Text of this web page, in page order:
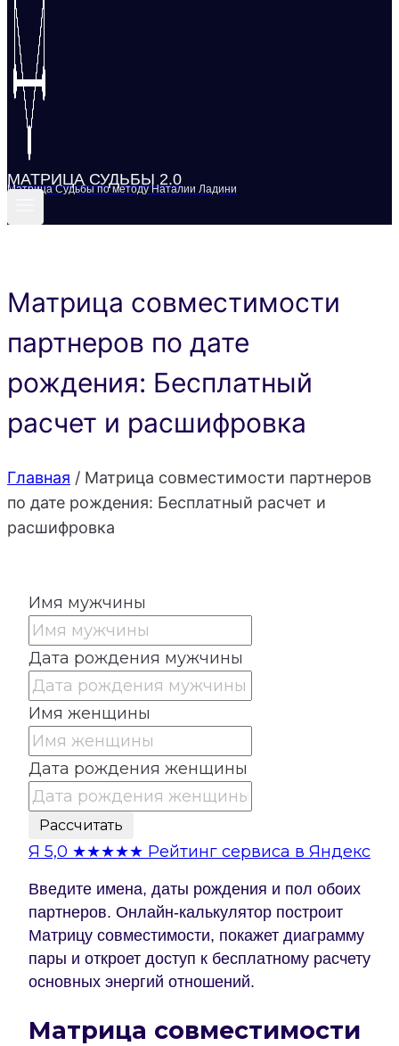
МАТРИЦА СУДЬБЫ 2.0
Матрица Судьбы по методу Наталии Ладини
Матрица совместимости
партнеров по дате
рождения: Бесплатный
расчет и расшифровка
Главная / Матрица совместимости партнеров
по дате рождения: Бесплатный расчет и
расшифровка
Имя мужчины
Дата рождения мужчины
Имя женщины
Дата рождения женщины
Рассчитать
Я 5,0 ★★★★★ Рейтинг сервиса в Яндекс
Введите имена, даты рождения и пол обоих
партнеров. Онлайн-калькулятор построит
Матрицу совместимости, покажет диаграмму
пары и откроет доступ к бесплатному расчету
основных энергий отношений.
Матрица совместимости